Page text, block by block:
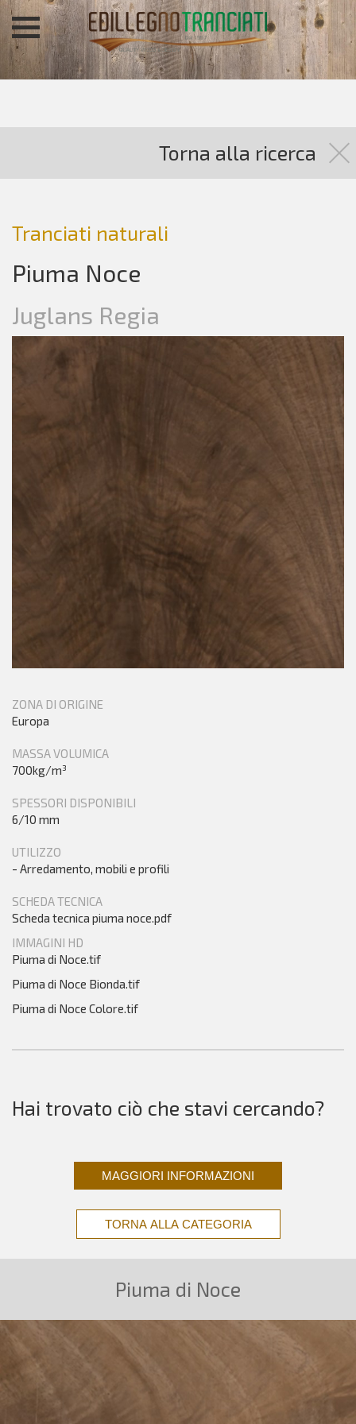
Torna alla ricerca
Tranciati naturali
Piuma Noce
Juglans Regia
ZONA DI ORIGINE
Europa
MASSA VOLUMICA
700kg/m³
SPESSORI DISPONIBILI
6/10 mm
UTILIZZO
- Arredamento, mobili e profili
SCHEDA TECNICA
Scheda tecnica piuma noce.pdf
IMMAGINI HD
Piuma di Noce.tif
Piuma di Noce Bionda.tif
Piuma di Noce Colore.tif
Hai trovato ciò che stavi cercando?
MAGGIORI INFORMAZIONI
TORNA ALLA CATEGORIA
Piuma di Noce